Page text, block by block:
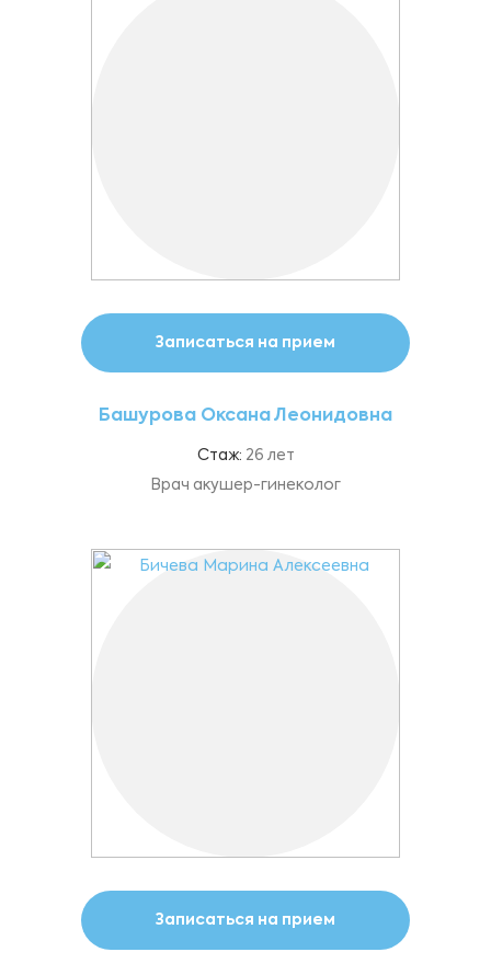
Записаться на прием
Башурова Оксана Леонидовна
Стаж: 26 лет
Врач акушер-гинеколог
Записаться на прием